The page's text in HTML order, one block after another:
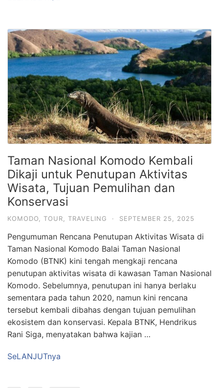
Taman Nasional Komodo Kembali
Dikaji untuk Penutupan Aktivitas
Wisata, Tujuan Pemulihan dan
Konservasi
KOMODO TOUR TRAVELING · SEPTEMBER 25, 2025
Pengumuman Rencana Penutupan Aktivitas Wisata di
Taman Nasional Komodo Balai Taman Nasional
Komodo (BTNK) kini tengah mengkaji rencana
penutupan aktivitas wisata di kawasan Taman Nasional
Komodo. Sebelumnya, penutupan ini hanya berlaku
sementara pada tahun 2020, namun kini rencana
tersebut kembali dibahas dengan tujuan pemulihan
ekosistem dan konservasi. Kepala BTNK, Hendrikus
Rani Siga, menyatakan bahwa kajian …
SeLANJUTnya